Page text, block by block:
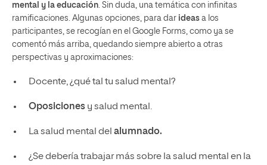
mental y la educación . Sin duda, una temática con infinitas
ramificaciones. Algunas opciones, para dar ideas a los
participantes, se recogían en el Google Forms, como ya se
comentó más arriba, quedando siempre abierto a otras
perspectivas y aproximaciones:
Docente, ¿qué tal tu salud mental?
Oposiciones y salud mental.
La salud mental del alumnado.
¿Se debería trabajar más sobre la salud mental en la